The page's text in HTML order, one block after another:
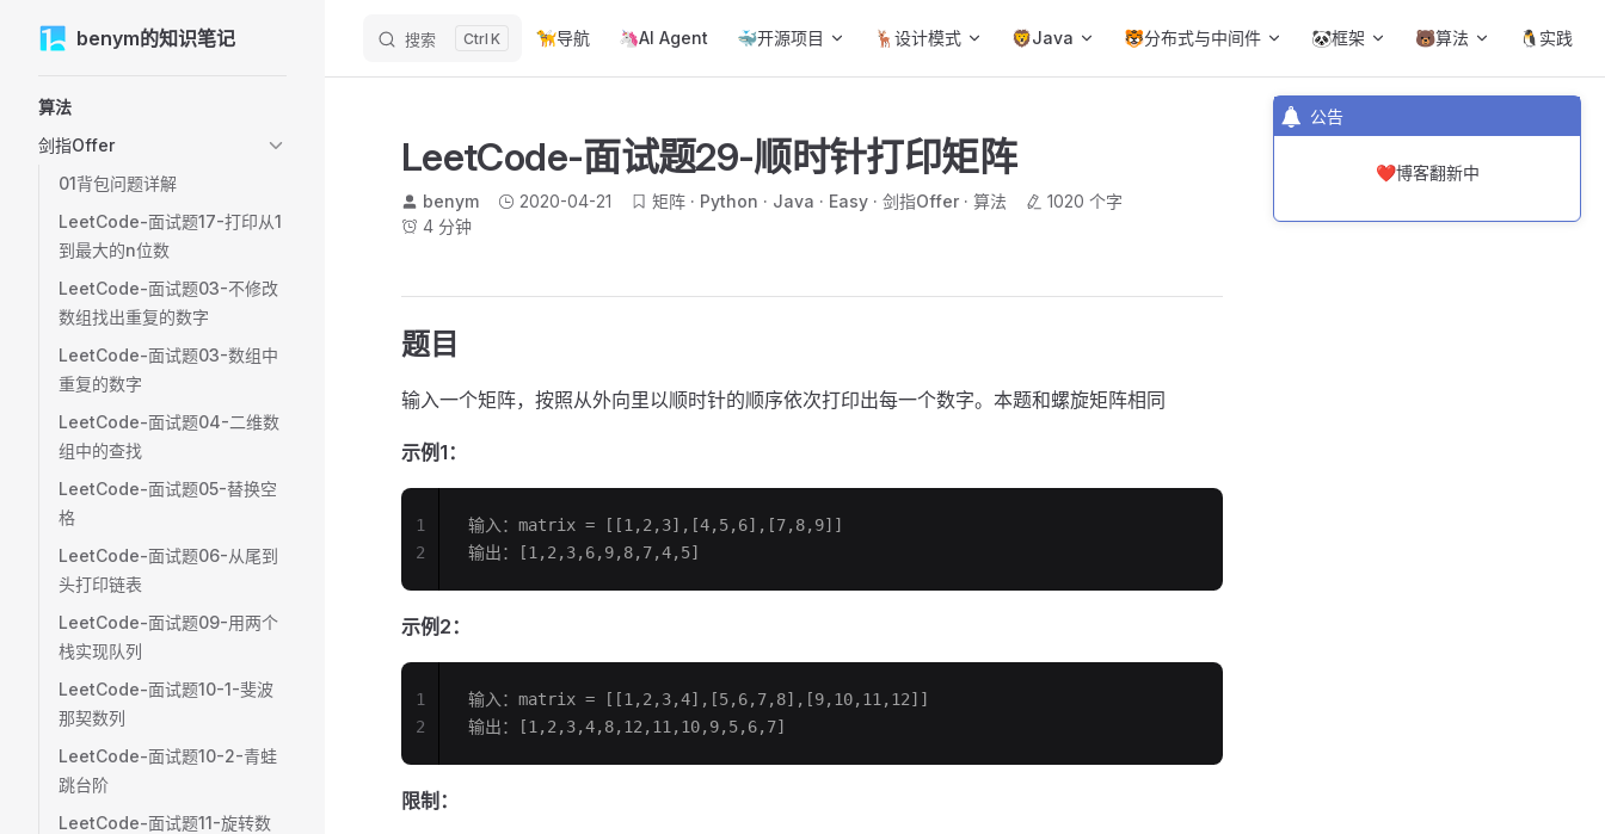
公告
❤️博客翻新中
Skip to content
benym的知识笔记 搜索 K 🦮导航 🦄AI Agent 🐳开源项目 🦌设计模式 🦁Java 🐯分布式与中间件 🐼框架 🐻算法 🐧实践
算法
剑指Offer
01背包问题详解
LeetCode-面试题17-打印从1
到最大的n位数
LeetCode-面试题03-不修改
数组找出重复的数字
LeetCode-面试题03-数组中
重复的数字
LeetCode-面试题04-二维数
组中的查找
LeetCode-面试题05-替换空
格
LeetCode-面试题06-从尾到
头打印链表
LeetCode-面试题09-用两个
栈实现队列
LeetCode-面试题10-1-斐波
那契数列
LeetCode-面试题10-2-青蛙
跳台阶
LeetCode-面试题11-旋转数
LeetCode-面试题29-顺时针打印矩阵
benym 2020-04-21 矩阵 Python Java Easy 剑指Offer 算法
1020 个字
4 分钟
题目
输入一个矩阵，按照从外向里以顺时针的顺序依次打印出每一个数字。本题和螺旋矩阵相同
示例1：
输入：matrix = [[1,2,3],[4,5,6],[7,8,9]]
输出：[1,2,3,6,9,8,7,4,5]
1
2
示例2：
输入：matrix = [[1,2,3,4],[5,6,7,8],[9,10,11,12]]
输出：[1,2,3,4,8,12,11,10,9,5,6,7]
1
2
限制：